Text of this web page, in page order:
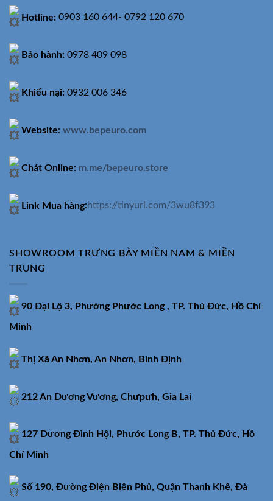
Hotline: 0903 160 644- 0792 120 670
Bảo hành: 0978 409 098
Khiếu nại: 0932 006 346
Website: www.bepeuro.com
Chát Online: m.me/bepeuro.store
Link Mua hàng:https://tinyurl.com/3wu8f393
SHOWROOM TRƯNG BÀY MIỀN NAM & MIỀN
TRUNG
90 Đại Lộ 3, Phường Phước Long , TP. Thủ Đức, Hồ Chí
Minh
Thị Xã An Nhơn, An Nhơn, Bình Định
212 An Dương Vương, Chưpưh, Gia Lai
127 Dương Đình Hội, Phước Long B, TP. Thủ Đức, Hồ
Chí Minh
Số 190, Đường Điện Biên Phủ, Quận Thanh Khê, Đà